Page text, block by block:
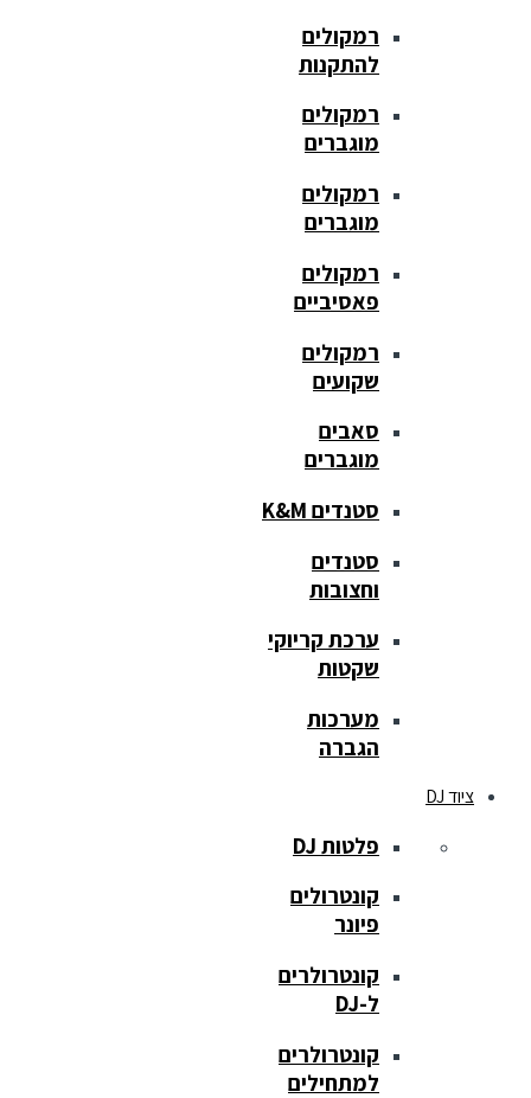
רמקולים
להתקנות
רמקולים
מוגברים
רמקולים
מוגברים
רמקולים
פאסיביים
רמקולים
שקועים
סאבים
מוגברים
סטנדים K&M
סטנדים
וחצובות
ערכת קריוקי
שקטות
מערכות
הגברה
ציוד DJ
פלטות DJ
קונטרולים
פיונר
קונטרולרים
ל-DJ
קונטרולרים
למתחילים